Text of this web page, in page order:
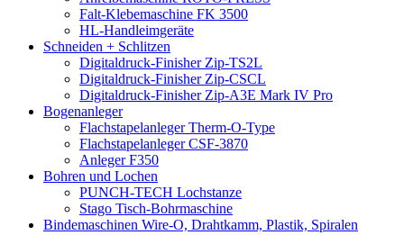
Falt-Klebemaschine FK 3500
HL-Handleimgeräte
Schneiden + Schlitzen
Digitaldruck-Finisher Zip-TS2L
Digitaldruck-Finisher Zip-CSCL
Digitaldruck-Finisher Zip-A3E Mark IV Pro
Bogenanleger
Flachstapelanleger Therm-O-Type
Flachstapelanleger CSF-3870
Anleger F350
Bohren und Lochen
PUNCH-TECH Lochstanze
Stago Tisch-Bohrmaschine
Bindemaschinen Wire-O, Drahtkamm, Plastik, Spiralen